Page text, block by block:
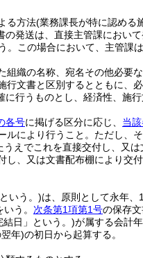
る方法(業務課長が特に認める
の発送は、直接主管課におい
。
この場合において、主管課
織の名称、宛名その他必要な
文書と区別するとともに、
行うものとし、経済性、施
各号に掲げる区分に応じ、 当
により行うこと。 ただし、
えでこれを直接交付し、又は
、又は文書配布棚により交付
いう。)は、原則として永年
う。 次条第1項第1号の保存
結日」という。)が属する会計
年)の初日から起算する。